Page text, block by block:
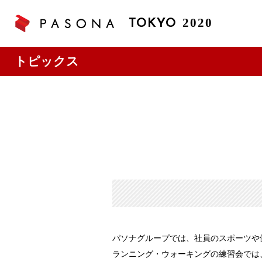
TOKYO 2020
トピックス
パソナグループでは、社員のスポーツ
ランニング・ウォーキングの練習会で